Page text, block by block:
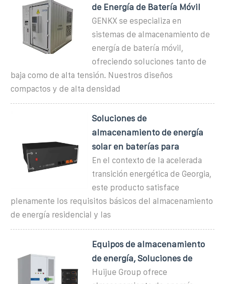
de Energía de Batería Móvil
GENKX se especializa en
sistemas de almacenamiento de
energía de batería móvil,
ofreciendo soluciones tanto de
baja como de alta tensión. Nuestros diseños
compactos y de alta densidad
Soluciones de
almacenamiento de energía
solar en baterías para
En el contexto de la acelerada
transición energética de Georgia,
este producto satisface
plenamente los requisitos básicos del almacenamiento
de energía residencial y las
Equipos de almacenamiento
de energía, Soluciones de
Huijue Group ofrece